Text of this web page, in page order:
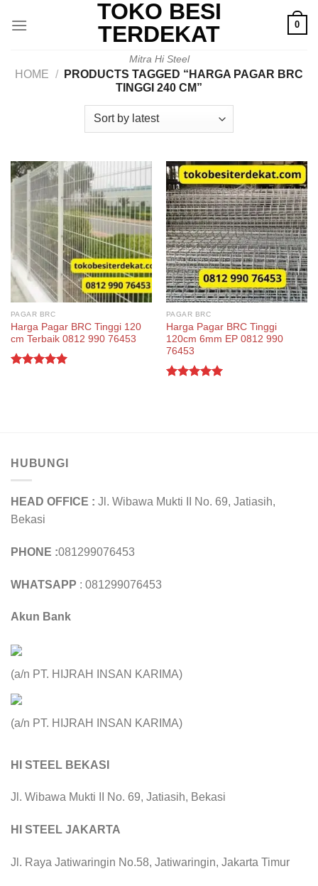
TOKO BESI
TERDEKAT
Mitra Hi Steel
0
HOME /
PRODUCTS TAGGED “HARGA PAGAR BRC
TINGGI 240 CM”
PAGAR BRC
Harga Pagar BRC Tinggi 120
cm Terbaik 0812 990 76453
PAGAR BRC
Harga Pagar BRC Tinggi
120cm 6mm EP 0812 990
76453
HUBUNGI
HEAD OFFICE : Jl. Wibawa Mukti II No. 69, Jatiasih,
Bekasi
PHONE :081299076453
WHATSAPP : 081299076453
Akun Bank
(a/n PT. HIJRAH INSAN KARIMA)
(a/n PT. HIJRAH INSAN KARIMA)
HI STEEL BEKASI
Jl. Wibawa Mukti II No. 69, Jatiasih, Bekasi
HI STEEL JAKARTA
Jl. Raya Jatiwaringin No.58, Jatiwaringin, Jakarta Timur